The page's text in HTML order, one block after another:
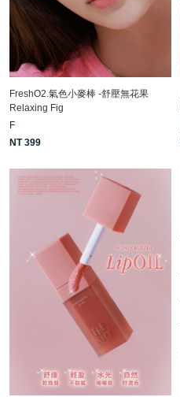
FreshO2.氣色小麥棒 -舒壓無花果
Relaxing Fig
F
NT 399